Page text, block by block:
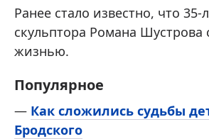
Ранее стало известно, что 35-
скульптора Романа Шустрова
жизнью.
Популярное
— Как сложились судьбы
Бродского